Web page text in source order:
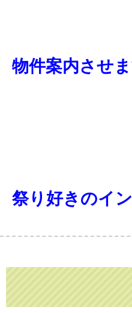
物件案内させ
祭り好きのイ